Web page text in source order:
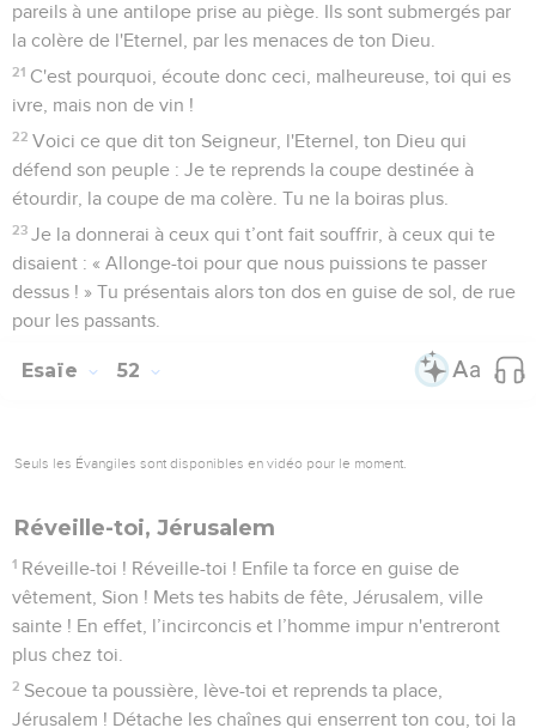
pareils à une antilope prise au piège. Ils sont submergés par
la colère de l'Eternel, par les menaces de ton Dieu.
21 C'est pourquoi, écoute donc ceci, malheureuse, toi qui es
ivre, mais non de vin !
22 Voici ce que dit ton Seigneur, l'Eternel, ton Dieu qui
défend son peuple : Je te reprends la coupe destinée à
étourdir, la coupe de ma colère. Tu ne la boiras plus.
23 Je la donnerai à ceux qui t’ont fait souffrir, à ceux qui te
disaient : « Allonge-toi pour que nous puissions te passer
dessus ! » Tu présentais alors ton dos en guise de sol, de rue
pour les passants.
Esaïe 52
Seuls les Évangiles sont disponibles en vidéo pour le moment.
Réveille-toi, Jérusalem
1 Réveille-toi ! Réveille-toi ! Enfile ta force en guise de
vêtement, Sion ! Mets tes habits de fête, Jérusalem, ville
sainte ! En effet, l’incirconcis et l’homme impur n'entreront
plus chez toi.
2 Secoue ta poussière, lève-toi et reprends ta place,
Jérusalem ! Détache les chaînes qui enserrent ton cou, toi la